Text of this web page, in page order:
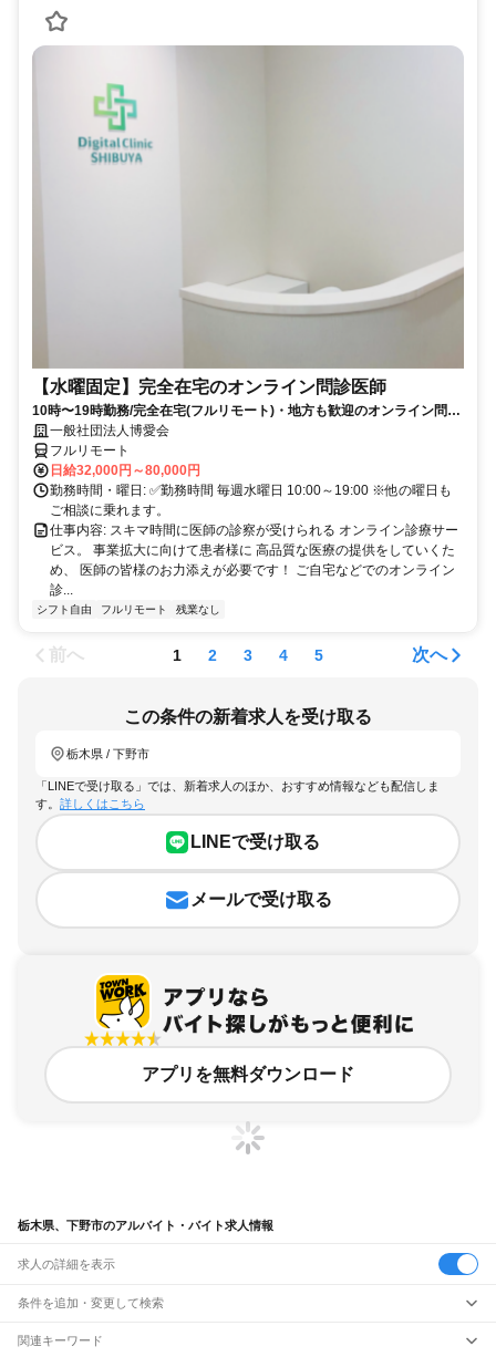
【水曜固定】完全在宅のオンライン問診医師
10時〜19時勤務/完全在宅(フルリモート)・地方も歓迎のオンライン問診
業務一般社団法人博愛会
フルリモート
日給32,000円～80,000円
勤務時間・曜日: ✅勤務時間 毎週水曜日 10:00～19:00 ※他の曜日も
ご相談に乗れます。
仕事内容: スキマ時間に医師の診察が受けられる オンライン診療サー
ビス。 事業拡大に向けて患者様に 高品質な医療の提供をしていくた
め、 医師の皆様のお力添えが必要です！ ご自宅などでのオンライン
診...
シフト自由 フルリモート 残業なし
前へ 1 2 3 4 5 次へ
この条件の新着求人を受け取る
栃木県 / 下野市
「LINEで受け取る」では、新着求人のほか、おすすめ情報なども配信しま
す。 詳しくはこちら
LINEで受け取る
メールで受け取る
アプリを無料ダウンロード
栃木県、下野市のアルバイト・バイト求人情報
求人の詳細を表示
条件を追加・変更して検索
市区町村を追加・変更
関連キーワード